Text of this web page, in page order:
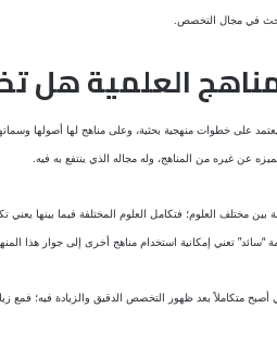
في مجال التخصص.
العلمية هل
على خطوات منهجية بحثية، وعلى مناهج لها أصولها
عن غيره من المناهج، وله مجاله الذي ينتفع به فيه.
بين مختلف العلوم؛ فتكامل العلوم المختلفة فيما بينها
“سائد” تعني إمكانية استخدام مناهج أخرى إلى جوار هذا
أصبح متكاملاً بعد ظهور التخصص الدقيق والزيادة فيه؛